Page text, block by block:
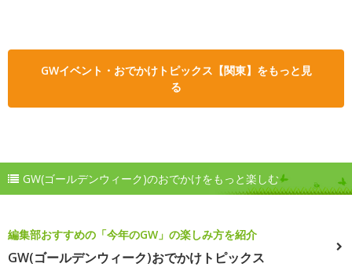
GWイベント・おでかけトピックス【関東】をもっと見
る
GW(ゴールデンウィーク)のおでかけをもっと楽しむ
編集部おすすめの「今年のGW」の楽しみ方を紹介
GW(ゴールデンウィーク)おでかけトピックス